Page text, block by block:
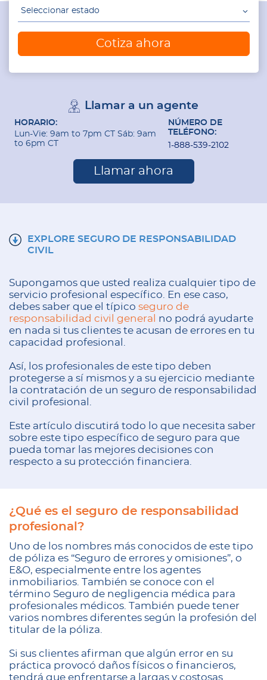
Seleccionar estado
Cotiza ahora
Llamar a un agente
HORARIO:
Lun-Vie: 9am to 7pm CT Sáb: 9am
to 6pm CT
NÚMERO DE
TELÉFONO:
1-888-539-2102
Llamar ahora
EXPLORE SEGURO DE RESPONSABILIDAD
CIVIL
Supongamos que usted realiza cualquier tipo de
servicio profesional específico. En ese caso,
debes saber que el típico seguro de
responsabilidad civil general
no podrá ayudarte
en nada si tus clientes te acusan de errores en tu
capacidad profesional.
Así, los profesionales de este tipo deben
protegerse a sí mismos y a su ejercicio mediante
la contratación de un seguro de responsabilidad
civil profesional.
Este artículo discutirá todo lo que necesita saber
sobre este tipo específico de seguro para que
pueda tomar las mejores decisiones con
respecto a su protección financiera.
¿Qué es el seguro de responsabilidad
profesional?
Uno de los nombres más conocidos de este tipo
de póliza es “Seguro de errores y omisiones”, o
E&O, especialmente entre los agentes
inmobiliarios. También se conoce con el
término Seguro de negligencia médica para
profesionales médicos. También puede tener
varios nombres diferentes según la profesión del
titular de la póliza.
Si sus clientes afirman que algún error en su
práctica provocó daños físicos o financieros,
tendrá que enfrentarse a largas y costosas